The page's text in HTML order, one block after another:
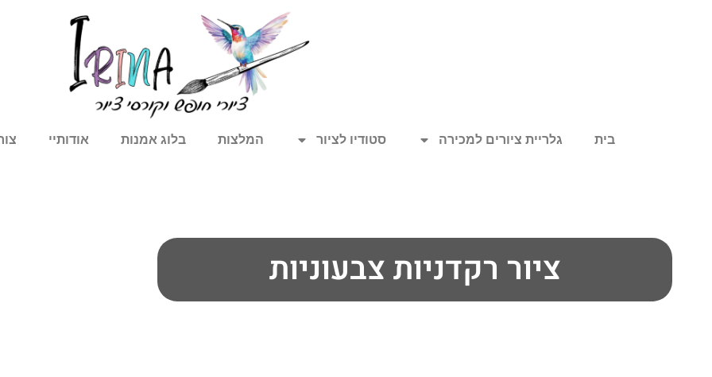
בית גלריית ציורים למכירה סטודיו לציור המלצות בלוג אמנות אודותיי
ציור רקדניות צבעוניות